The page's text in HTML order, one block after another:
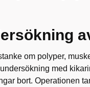
om polyper,
med
bort. Operationen